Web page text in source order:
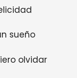
sueño
olvidar